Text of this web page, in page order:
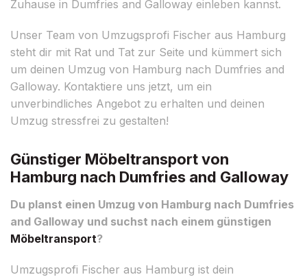
Zuhause in Dumfries and Galloway einleben kannst.
Unser Team von Umzugsprofi Fischer aus Hamburg
steht dir mit Rat und Tat zur Seite und kümmert sich
um deinen Umzug von Hamburg nach Dumfries and
Galloway. Kontaktiere uns jetzt, um ein
unverbindliches Angebot zu erhalten und deinen
Umzug stressfrei zu gestalten!
Günstiger Möbeltransport von
Hamburg nach Dumfries and Galloway
Du planst einen Umzug von Hamburg nach Dumfries
and Galloway und suchst nach einem günstigen
Möbeltransport?
Umzugsprofi Fischer aus Hamburg ist dein